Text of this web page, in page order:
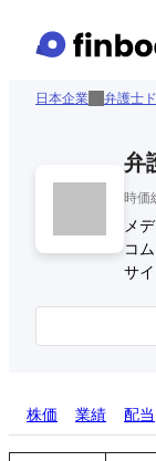
日本企業 弁護士
弁
時価
メ
コ
サ
株価 業績 配当